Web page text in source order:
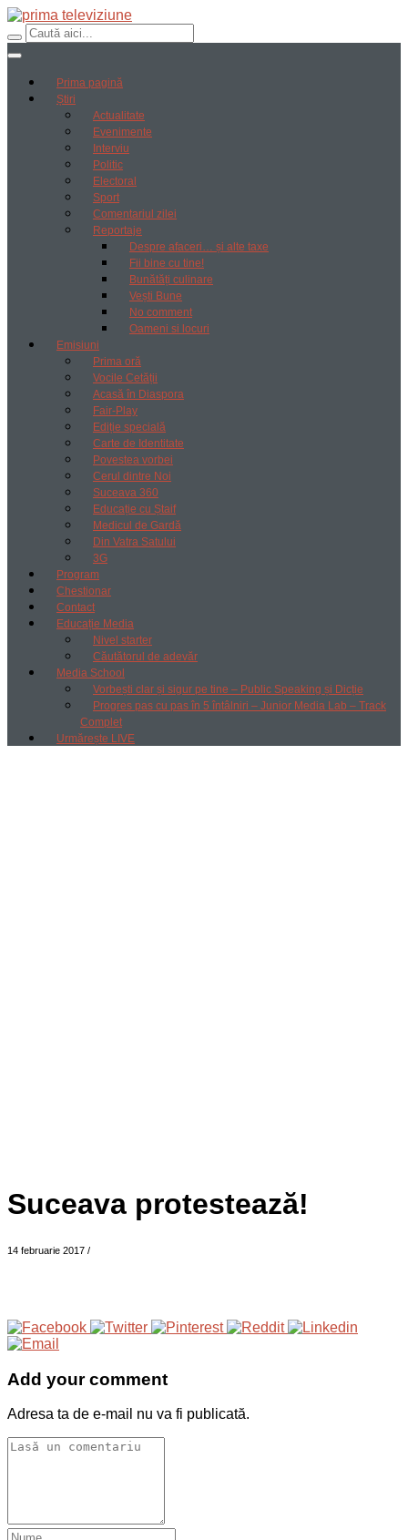
Prima pagină
Știri
Actualitate
Evenimente
Interviu
Politic
Electoral
Sport
Comentariul zilei
Reportaje
Despre afaceri… și alte taxe
Fii bine cu tine!
Bunătăți culinare
Vești Bune
No comment
Oameni si locuri
Emisiuni
Prima oră
Vocile Cetății
Acasă în Diaspora
Fair-Play
Ediție specială
Carte de Identitate
Povestea vorbei
Cerul dintre Noi
Suceava 360
Educație cu Ștaif
Medicul de Gardă
Din Vatra Satului
3G
Program
Chestionar
Contact
Educație Media
Nivel starter
Căutătorul de adevăr
Media School
Vorbești clar și sigur pe tine – Public Speaking și Dicție
Progres pas cu pas în 5 întâlniri – Junior Media Lab – Track
Complet
Urmărește LIVE
Suceava protestează!
14 februarie 2017 /
Add your comment
Adresa ta de e-mail nu va fi publicată.